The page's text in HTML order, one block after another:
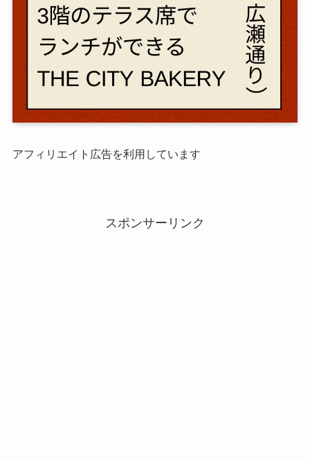
アフィリエイト広告を利用しています
スポンサーリンク